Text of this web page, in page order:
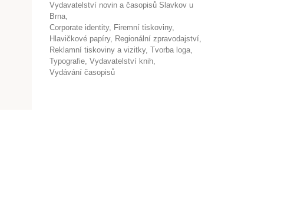
Vydavatelství novin a časopisů Slavkov u
Brna
corporate identity
firemní tiskoviny
hlavičkové papíry
regionální zpravodajství
Reklamní tiskoviny a vizitky
tvorba loga
typografie
vydavatelství knih
vydávání časopisů